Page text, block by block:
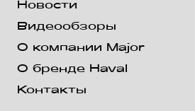
Новости
Видеообзоры
О компании Major
О бренде Haval
Контакты